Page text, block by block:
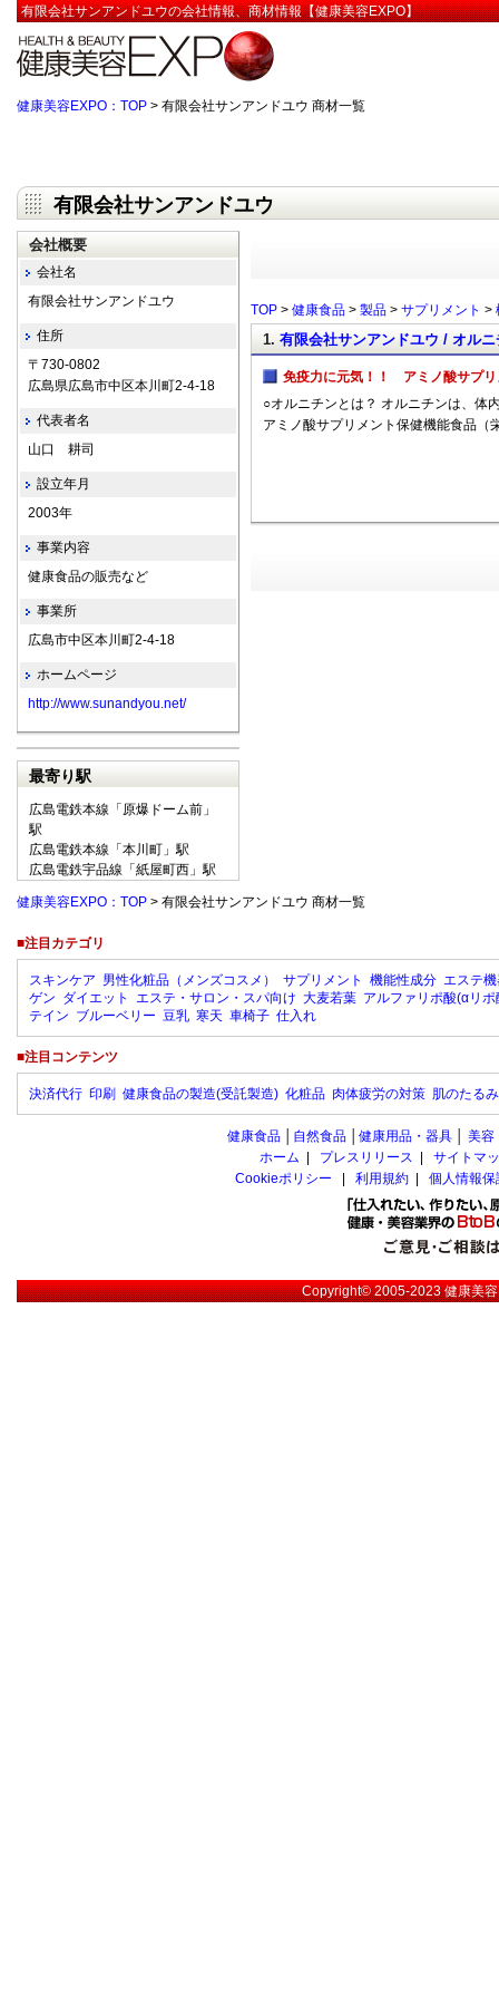
有限会社サンアンドユウの会社情報、商材情報【健康美容EXPO】
健康美容EXPO：TOP > 有限会社サンアンドユウ 商材一覧
有限会社サンアンドユウ
TOP > 健康食品 > 製品 > サプリメント >
1. 有限会社サンアンドユウ / オルニ
免疫力に元気！！ アミノ酸サプリ
○オルニチンとは？ オルニチンは、体
アミノ酸サプリメント保健機能食品（
会社概要
会社名
有限会社サンアンドユウ
住所
〒730-0802
広島県広島市中区本川町2-4-18
代表者名
山口 耕司
設立年月
2003年
事業内容
健康食品の販売など
事業所
広島市中区本川町2-4-18
ホームページ
http://www.sunandyou.net/
最寄り駅
広島電鉄本線「原爆ドーム前」
駅
広島電鉄本線「本川町」駅
広島電鉄宇品線「紙屋町西」駅
健康美容EXPO：TOP > 有限会社サンアンドユウ 商材一覧
■注目カテゴリ
スキンケア 男性化粧品（メンズコスメ） サプリメント 機能性成分 エステ
ゲン ダイエット エステ・サロン・スパ向け 大麦若葉 アルファリポ酸(αリポ
テイン ブルーベリー 豆乳 寒天 車椅子 仕入れ
■注目コンテンツ
決済代行 印刷 健康食品の製造(受託製造) 化粧品 肉体疲労の対策 肌のたる
健康食品 自然食品 健康用品・器具 美容
ホーム
プレスリリース
サイトマ
Cookieポリシー
利用規約 個人情報
Copyright© 2005-2023健康美